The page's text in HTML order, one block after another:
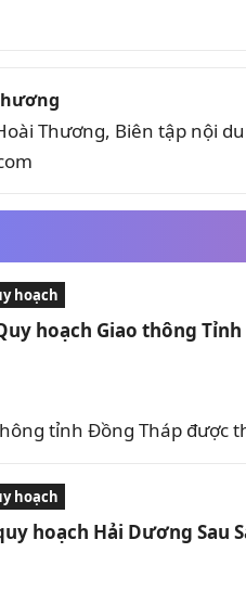
Thương, Biên tập nội
hoạch
hoạch Giao thông
tỉnh Đồng Tháp
hoạch
hoạch Hải Dương Sau